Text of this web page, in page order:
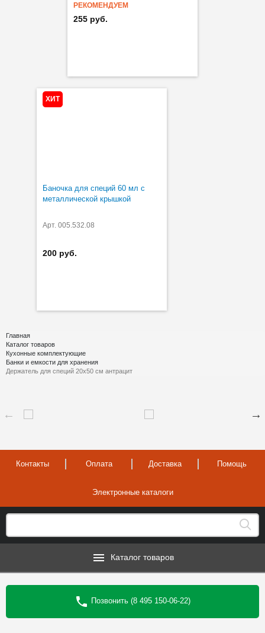
РЕКОМЕНДУЕМ
255 руб.
ХИТ
Баночка для специй 60 мл с
металлической крышкой
Арт. 005.532.08
200 руб.
Главная
Каталог товаров
Кухонные комплектующие
Банки и емкости для хранения
Держатель для специй 20х50 см антрацит
Контакты Оплата Доставка Помощь
Электронные каталоги
Каталог товаров
Позвонить (8 495 150-06-22)